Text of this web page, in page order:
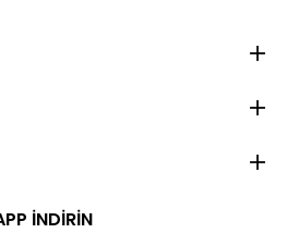
İNDİRİN